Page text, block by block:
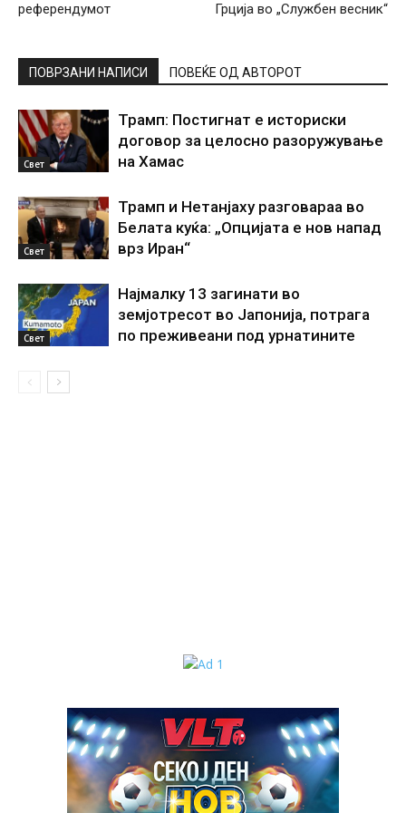
референдумот
Грција во „Службен весник“
ПОВРЗАНИ НАПИСИ ПОВЕЌЕ ОД АВТОРОТ
Свет
Трамп: Постигнат е историски
договор за целосно разоружување
на Хамас
Свет
Трамп и Нетанјаху разговараа во
Белата куќа: „Опцијата е нов напад
врз Иран“
Свет
Најмалку 13 загинати во
земјотресот во Јапонија, потрага
по преживеани под урнатините